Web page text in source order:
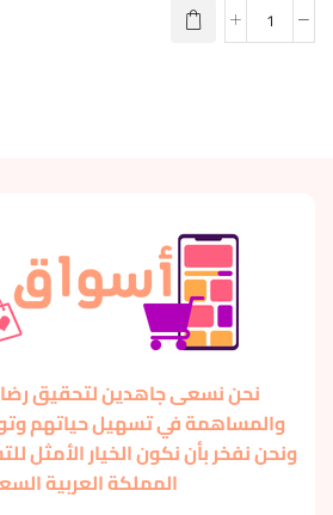
نحن نسعى جاهدين لتحقيق رضا
والمساهمة في تسهيل حياتهم
ونحن نفخر بأن نكون الخيار الأمثل
المملكة العربية